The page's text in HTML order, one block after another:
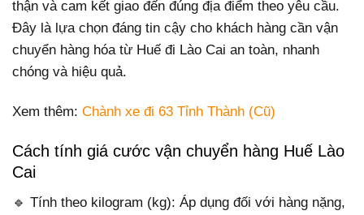
thận và cam kết giao đến đúng địa điểm theo yêu cầu.
Đây là lựa chọn đáng tin cậy cho khách hàng cần vận
chuyển hàng hóa từ Huế đi Lào Cai an toàn, nhanh
chóng và hiệu quả.
Xem thêm: Chành xe đi 63 Tỉnh Thành (Cũ)
Cách tính giá cước vận chuyển hàng Huế Lào
Cai
🔹 Tính theo kilogram (kg): Áp dụng đối với hàng nặng,